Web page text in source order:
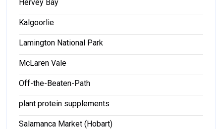
Hervey Bay
Kalgoorlie
Lamington National Park
McLaren Vale
Off-the-Beaten-Path
plant protein supplements
Salamanca Market (Hobart)